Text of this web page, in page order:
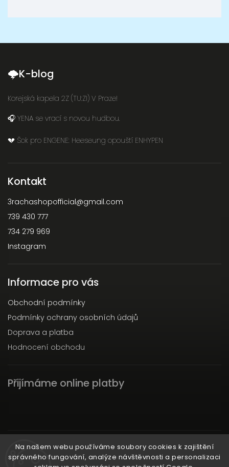
Na našem webu používáme soubory cookies k zajištění
správného fungování, analýze návštěvnosti a personalizaci
🌩K-blog
Korejská kapela 2Z (TU:ZI) V Praze!
🎧 YENA se vrací s novou hudbou.
💔 Šok pro ENGENE: Heeseung opouští ENHYPEN
Kontakt
3rachashopofficial@gmail.com
739 430 777
734 279 969
Instagram
Informace pro vás
Obchodní podmínky
Podmínky ochrany osobních údajů
Doprava a platba
Hodnocení obchodu
Přijímáme online platby
Instagram